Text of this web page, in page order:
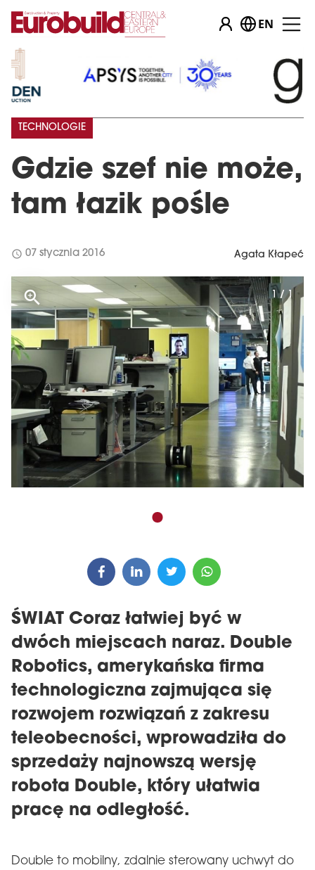
EN
Gdzie szef nie może,
tam łazik pośle
TECHNOLOGIE
schedule 07 stycznia 2016 Agata Kłapeć
1 / 1
ŚWIAT Coraz łatwiej być w
dwóch miejscach naraz. Double
Robotics, amerykańska firma
technologiczna zajmująca się
rozwojem rozwiązań z zakresu
teleobecności, wprowadziła do
sprzedaży najnowszą wersję
robota Double, który ułatwia
pracę na odległość.
Double to mobilny, zdalnie sterowany uchwyt do